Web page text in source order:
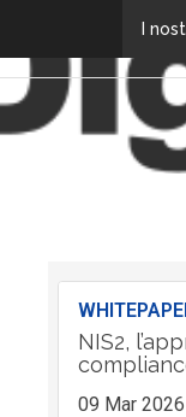
I
NIS2,
09 Mar 2026